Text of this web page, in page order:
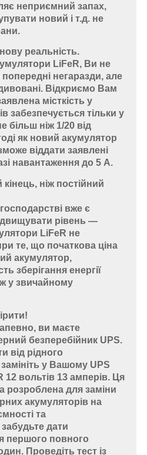
неприємний запах,
новий і т.д. не
реальність.
LiFeR, Ви не
негаразди, але
Відкриємо Вам
місткість у
забезпечується тільки у
більш ніж 1/20 від
як новий акумулятор
віддати заявлені
навантаження до 5 А.
ніж постійний
вже є
рівень —
LiFeR не
те, що початкова ціна
акумулятор,
зберігання енергії
у звичайному
ви маєте
безперебійник UPS.
від рідного
у Вашому UPS
12 вольтів 13 амперів. Ця
розроблена для заміни
акумуляторів на
та
дати
першого повного
Проведіть тест із